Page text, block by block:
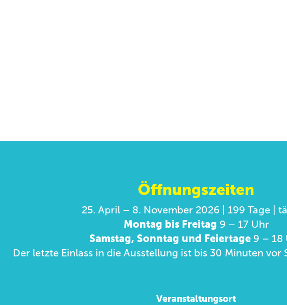
Öffnungszeiten
25. April – 8. November 2026 | 199 Tage |
Montag bis Freitag 9 – 17 Uhr
Samstag, Sonntag und Feiertage9 – 18
Der letzte Einlass in die Ausstellung ist bis 30 Minuten vor
Veranstaltungsort